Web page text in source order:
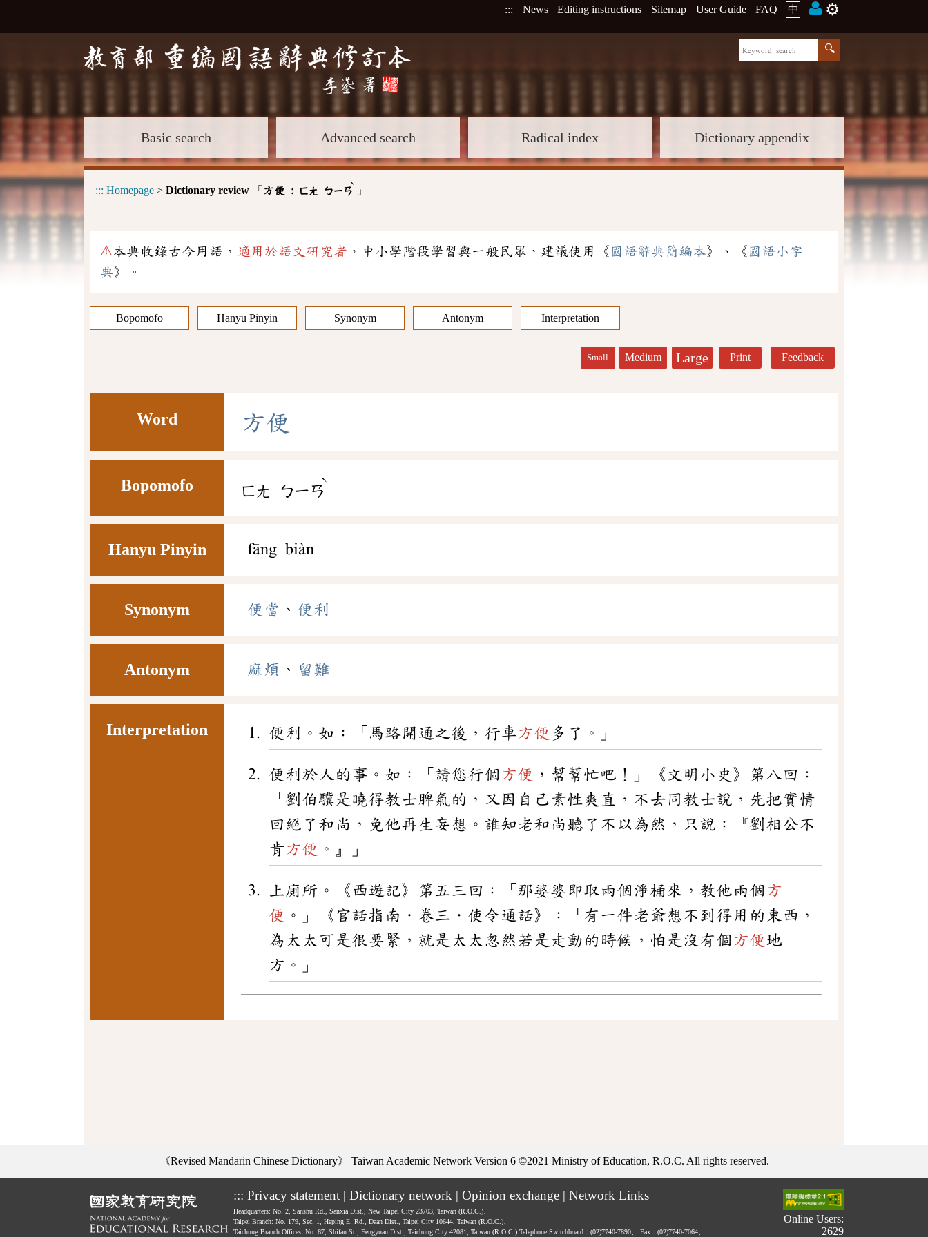
::: News Editing instructions Sitemap User Guide FAQ 中 ⚙️
Basic search Advanced search Radical index Dictionary appendix
::: Homepage > Dictionary review 「 方便 : ㄈㄤ ㄅㄧㄢ
ˋ
」
⚠本典收錄古今用語， 適用於語文研究者 ，中小學階段學習與一般民眾，建議使用《 國語辭典簡編本》、《 國語小字
典》。
Bopomofo Hanyu Pinyin Synonym Antonym Interpretation
Small Medium Large Print Feedback
Word 方便
Bopomofo ㄈㄤ ㄅㄧㄢ
ˋ
Hanyu Pinyin fāng biàn
Synonym 便當 、 便利
Antonym 麻煩 、 留難
Interpretation 便利。如：「馬路開通之後，行車方便 多了。」
便利於人的事。如：「請您行個 方便 ，幫幫忙吧！」《文明小史》第八回：
「劉伯驥是曉得教士脾氣的，又因自己素性爽直，不去同教士說，先把實情
回絕了和尚，免他再生妄想。誰知老和尚聽了不以為然，只說：『劉相公不
肯方便 。』」
上廁所。《西遊記》第五三回：「那婆婆即取兩個淨桶來，教他兩個 方
便 。」《官話指南．卷三．使令通話》：「有一件老爺想不到得用的東西，
為太太可是很要緊，就是太太忽然若是走動的時候，怕是沒有個 方便地
方。」
《Revised Mandarin Chinese Dictionary》 Taiwan Academic Network Version 6 ©2021 Ministry of Education, R.O.C. All rights reserved.
::: Privacy statement | Dictionary network | Opinion exchange | Network Links
Headquarters: No. 2, Sanshu Rd., Sanxia Dist., New Taipei City 23703, Taiwan (R.O.C.)、
Taipei Branch: No. 179, Sec. 1, Heping E. Rd., Daan Dist., Taipei City 10644, Taiwan (R.O.C.)、
Taichung Branch Offices: No. 67, Shifan St., Fengyuan Dist., Taichung City 42081, Taiwan (R.O.C.) Telephone Switchboard：(02)7740-7890、 Fax：(02)7740-7064、
Online Users:
2629